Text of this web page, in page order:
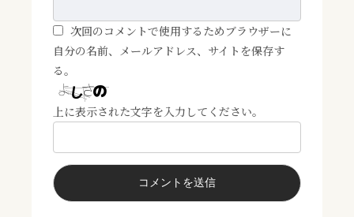
次回のコメントで使用するためブラウザーに
自分の名前、メールアドレス、サイトを保存す
る。
上に表示された文字を入力してください。